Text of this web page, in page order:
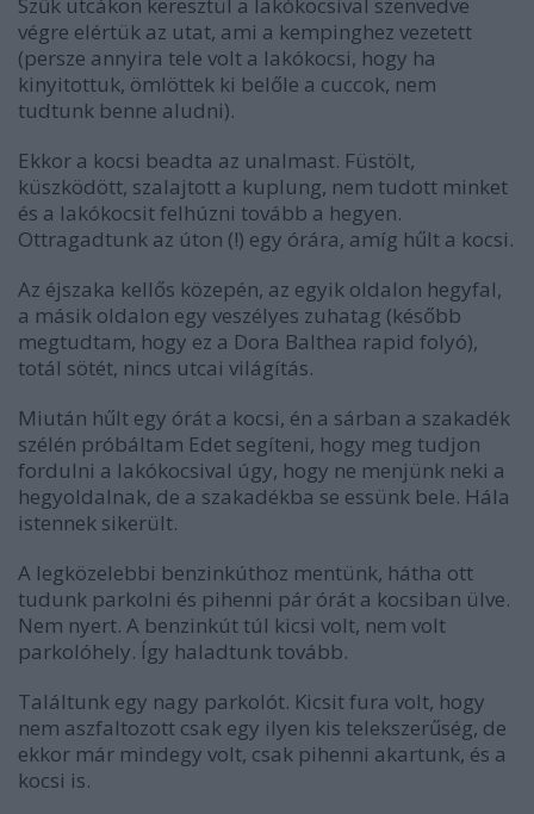
végre elértük az utat, ami a kempinghez vezetett
(persze annyira tele volt a lakókocsi, hogy ha
kinyitottuk, ömlöttek ki belőle a cuccok, nem
tudtunk benne aludni).
Ekkor a kocsi beadta az unalmast. Füstölt,
küszködött, szalajtott a kuplung, nem tudott minket
és a lakókocsit felhúzni tovább a hegyen.
Ottragadtunk az úton (!) egy órára, amíg hűlt a kocsi.
Az éjszaka kellős közepén, az egyik oldalon hegyfal,
a másik oldalon egy veszélyes zuhatag (később
megtudtam, hogy ez a Dora Balthea rapid folyó),
totál sötét, nincs utcai világítás.
Miután hűlt egy órát a kocsi, én a sárban a szakadék
szélén próbáltam Edet segíteni, hogy meg tudjon
fordulni a lakókocsival úgy, hogy ne menjünk neki a
hegyoldalnak, de a szakadékba se essünk bele. Hála
istennek sikerült.
A legközelebbi benzinkúthoz mentünk, hátha ott
tudunk parkolni és pihenni pár órát a kocsiban ülve.
Nem nyert. A benzinkút túl kicsi volt, nem volt
parkolóhely. Így haladtunk tovább.
Találtunk egy nagy parkolót. Kicsit fura volt, hogy
nem aszfaltozott csak egy ilyen kis telekszerűség, de
ekkor már mindegy volt, csak pihenni akartunk, és a
kocsi is.